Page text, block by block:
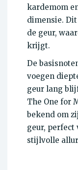
kardemom
dimensie.
de geur,
krijgt.
De
voegen
geur lang
The One for
bekend om
geur, perfect
stijlvolle